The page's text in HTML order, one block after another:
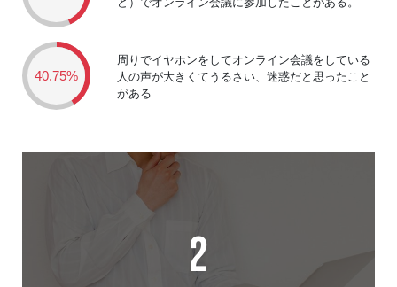
40.75%
周りでイヤホンをしてオンライン会議をしている
人の声が大きくてうるさい、迷惑だと思ったこと
がある
2